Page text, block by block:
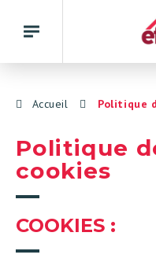
Basculer
navigation
Accueil Politique
Politique
cookies
COOKIES :